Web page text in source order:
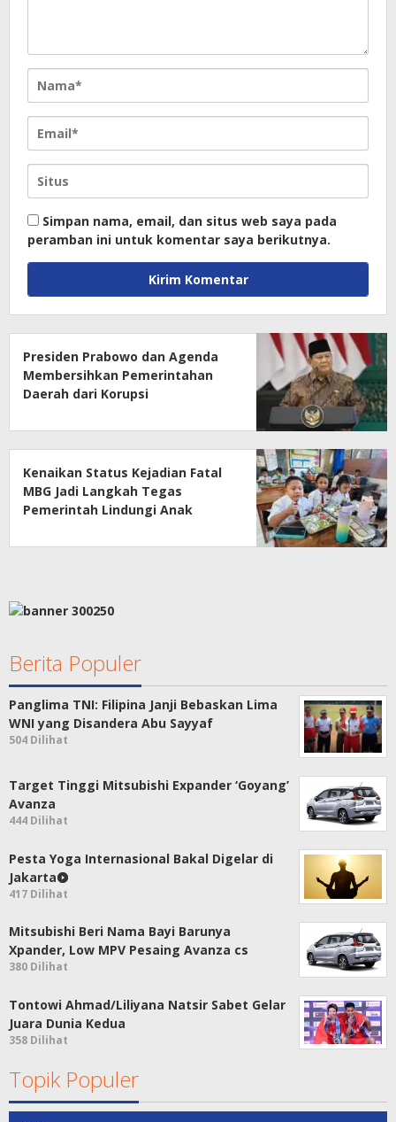
Simpan nama, email, dan situs web saya pada
peramban ini untuk komentar saya berikutnya.
Presiden Prabowo dan Agenda
Membersihkan Pemerintahan
Daerah dari Korupsi
Kenaikan Status Kejadian Fatal
MBG Jadi Langkah Tegas
Pemerintah Lindungi Anak
Berita Populer
Panglima TNI: Filipina Janji Bebaskan Lima
WNI yang Disandera Abu Sayyaf
504 Dilihat
Target Tinggi Mitsubishi Expander ‘Goyang’
Avanza
444 Dilihat
Pesta Yoga Internasional Bakal Digelar di
Jakarta
417 Dilihat
Mitsubishi Beri Nama Bayi Barunya
Xpander, Low MPV Pesaing Avanza cs
380 Dilihat
Tontowi Ahmad/Liliyana Natsir Sabet Gelar
Juara Dunia Kedua
358 Dilihat
Topik Populer